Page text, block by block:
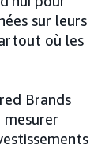
sur leurs
où les
Brands
mesurer